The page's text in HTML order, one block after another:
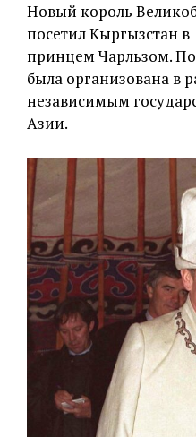
Новый король
посетил Кыргызстан
принцем Чарльзом.
была организована в
независимым
Азии.